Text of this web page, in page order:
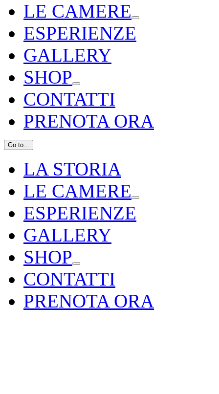
LE CAMERE
ESPERIENZE
GALLERY
SHOP
CONTATTI
PRENOTA ORA
Go to...
LA STORIA
LE CAMERE
ESPERIENZE
GALLERY
SHOP
CONTATTI
PRENOTA ORA